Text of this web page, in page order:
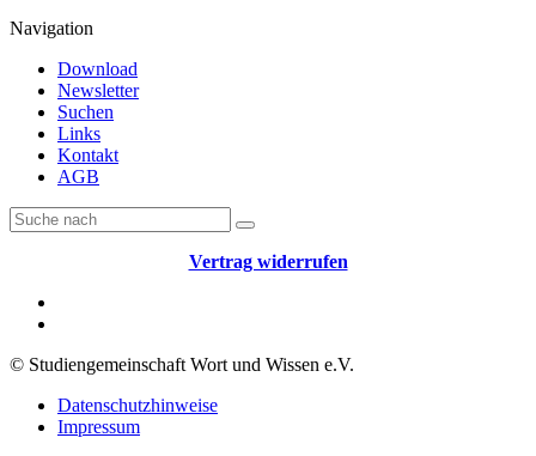
Navigation
Download
Newsletter
Suchen
Links
Kontakt
AGB
Vertrag widerrufen
© Studiengemeinschaft Wort und Wissen e.V.
Datenschutzhinweise
Impressum